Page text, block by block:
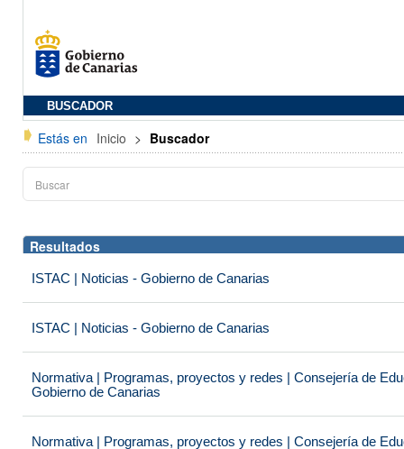
BUSCADOR
Estás en Inicio > Buscador
Resultados
ISTAC | Noticias - Gobierno de Canarias
ISTAC | Noticias - Gobierno de Canarias
Normativa | Programas, proyectos y redes | Consejería de
Gobierno de Canarias
Normativa | Programas, proyectos y redes | Consejería de